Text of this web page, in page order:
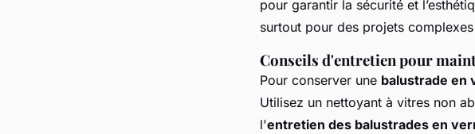
pour garantir la sécurité et
surtout pour des projets complexes
Conseils d'entretien pour
Pour conserver une balustrade en
Utilisez un nettoyant à vitres non
l'entretien des balustrades en